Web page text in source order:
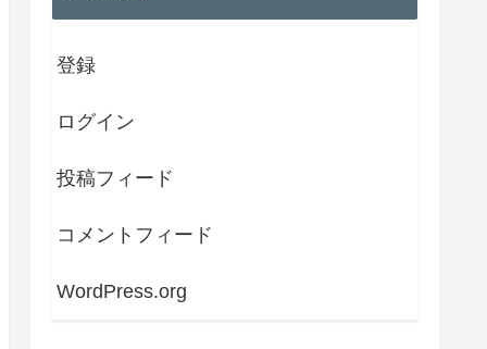
登録
ログイン
投稿フィード
コメントフィード
WordPress.org